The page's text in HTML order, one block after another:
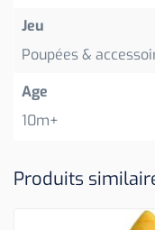
Jeu
Poupées &
Age
10m+
Produits